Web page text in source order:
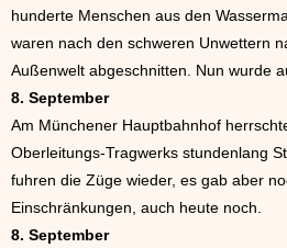
hunderte Menschen aus den
waren nach den schweren Unwettern
Außenwelt abgeschnitten. Nun wurde
8. September
Am Münchener Hauptbahnhof
Oberleitungs-Tragwerks stundenlang
fuhren die Züge wieder, es gab aber
Einschränkungen, auch heute noch.
8. September